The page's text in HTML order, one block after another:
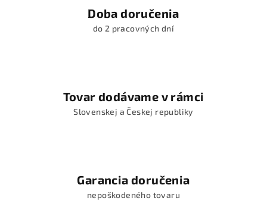
Doba doručenia
do 2 pracovných dní
Tovar dodávame v rámci
Slovenskej a Českej republiky
Garancia doručenia
nepoškodeného tovaru